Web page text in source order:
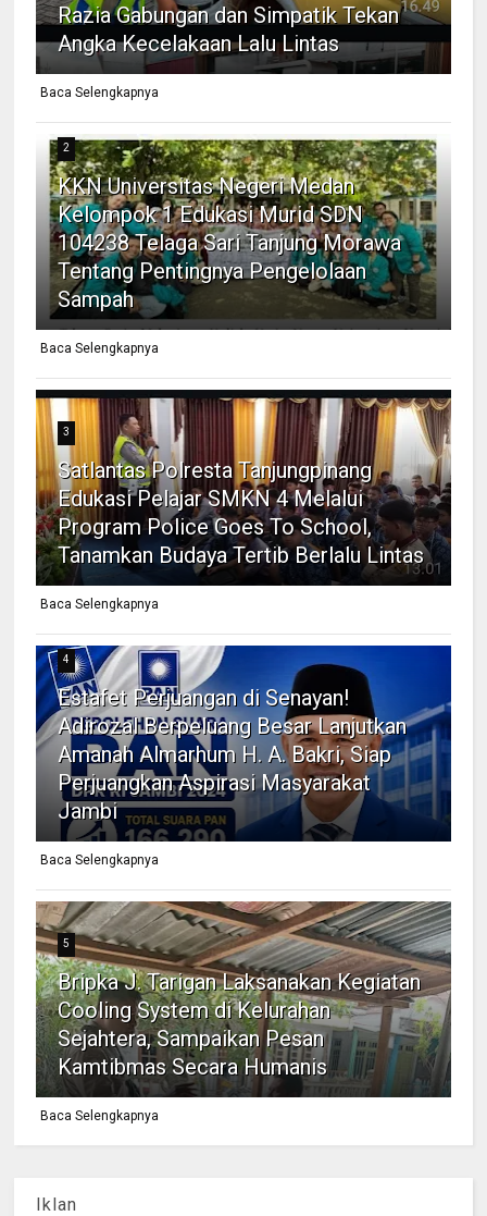
Razia Gabungan dan Simpatik Tekan
Angka Kecelakaan Lalu Lintas
Baca Selengkapnya
2
KKN Universitas Negeri Medan
Kelompok 1 Edukasi Murid SDN
104238 Telaga Sari Tanjung Morawa
Tentang Pentingnya Pengelolaan
Sampah
Baca Selengkapnya
3
Satlantas Polresta Tanjungpinang
Edukasi Pelajar SMKN 4 Melalui
Program Police Goes To School,
Tanamkan Budaya Tertib Berlalu Lintas
Baca Selengkapnya
4
Estafet Perjuangan di Senayan!
Adirozal Berpeluang Besar Lanjutkan
Amanah Almarhum H. A. Bakri, Siap
Perjuangkan Aspirasi Masyarakat
Jambi
Baca Selengkapnya
5
Bripka J. Tarigan Laksanakan Kegiatan
Cooling System di Kelurahan
Sejahtera, Sampaikan Pesan
Kamtibmas Secara Humanis
Baca Selengkapnya
Iklan